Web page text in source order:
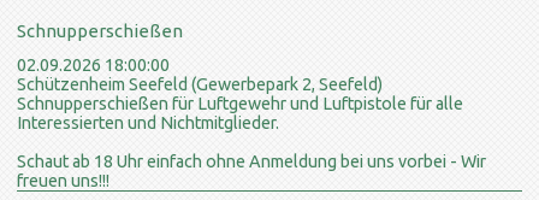
Schnupperschießen
02.09.2026 18:00:00
Schützenheim Seefeld (Gewerbepark 2, Seefeld)
Schnupperschießen für Luftgewehr und Luftpistole für alle
Interessierten und Nichtmitglieder.
Schaut ab 18 Uhr einfach ohne Anmeldung bei uns vorbei - Wir
freuen uns!!!